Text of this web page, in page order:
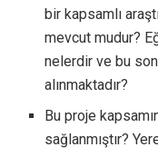
bir kapsamlı
mevcut mudur?
nelerdir ve bu
alınmaktadır?
Bu proje
sağlanmıştır?